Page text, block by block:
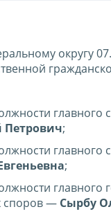
округу
главного
Петрович;
главного
;
главного
споров — Сырбу